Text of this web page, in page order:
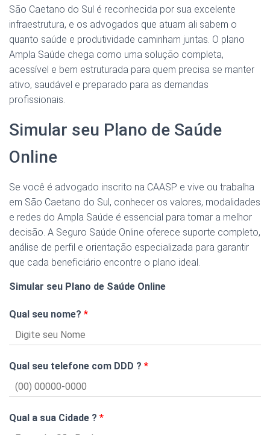
São Caetano do Sul é reconhecida por sua excelente
infraestrutura, e os advogados que atuam ali sabem o
quanto saúde e produtividade caminham juntas. O plano
Ampla Saúde chega como uma solução completa,
acessível e bem estruturada para quem precisa se manter
ativo, saudável e preparado para as demandas
profissionais.
Simular seu Plano de Saúde
Online
Se você é advogado inscrito na CAASP e vive ou trabalha
em São Caetano do Sul, conhecer os valores, modalidades
e redes do Ampla Saúde é essencial para tomar a melhor
decisão. A Seguro Saúde Online oferece suporte completo,
análise de perfil e orientação especializada para garantir
que cada beneficiário encontre o plano ideal.
Simular seu Plano de Saúde Online
Qual seu nome? *
Qual seu telefone com DDD ? *
Qual a sua Cidade ? *